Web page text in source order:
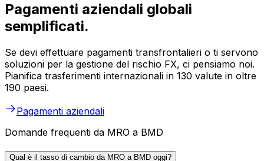
Pagamenti aziendali globali
semplificati.
Se devi effettuare pagamenti transfrontalieri o ti servono
soluzioni per la gestione del rischio FX, ci pensiamo noi.
Pianifica trasferimenti internazionali in 130 valute in oltre
190 paesi.
Pagamenti aziendali
Domande frequenti da MRO a BMD
Qual è il tasso di cambio da MRO a BMD oggi?